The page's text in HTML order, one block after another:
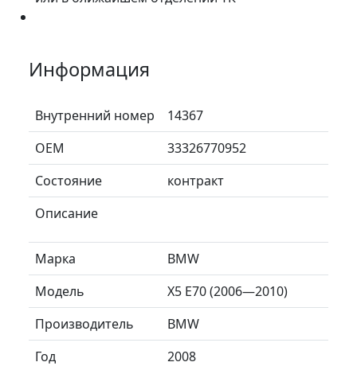
Информация
Внутренний номер
14367
ОЕМ
33326770952
Состояние
контракт
Описание
Марка
BMW
Модель
X5 E70 (2006—2010)
Производитель
BMW
Год
2008